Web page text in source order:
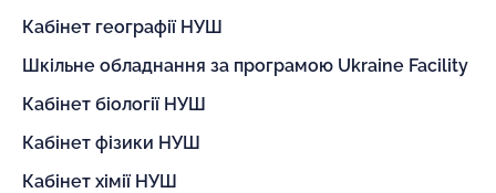
Кабінет географії НУШ
Шкільне обладнання за програмою Ukraine Facility
Кабінет біології НУШ
Кабінет фізики НУШ
Кабінет хімії НУШ